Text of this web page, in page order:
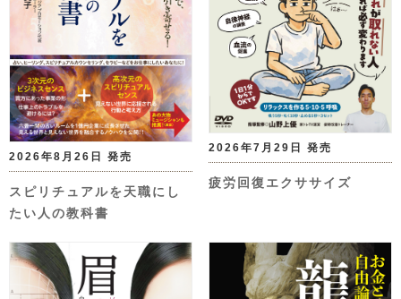
2026年8月26日 発売
スピリチュアルを天職にし
たい人の教科書
2026年7月29日 発売
疲労回復エクササイズ